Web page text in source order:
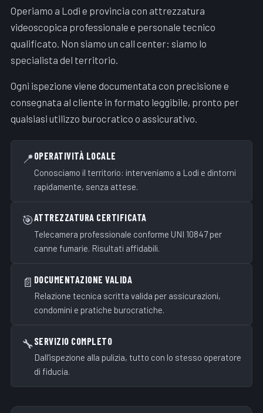
Operiamo a Lodi e provincia con attrezzatura
videoscopica professionale e personale tecnico
qualificato. Non siamo un call center: siamo lo
specialista del territorio.
Ogni ispezione viene documentata con precisione e
consegnata al cliente in formato leggibile, pronto per
qualsiasi utilizzo burocratico o assicurativo.
📍OPERATIVITÀ LOCALE
Conosciamo il territorio: interveniamo a Lodi e dintorni
rapidamente, senza attese.
🎯ATTREZZATURA CERTIFICATA
Telecamera professionale conforme UNI 10847 per
canne fumarie. Risultati affidabili.
📄 DOCUMENTAZIONE VALIDA
Relazione tecnica scritta valida per assicurazioni,
condomini e pratiche burocratiche.
🔧SERVIZIO COMPLETO
Dall'ispezione alla pulizia, tutto con lo stesso operatore
di fiducia.